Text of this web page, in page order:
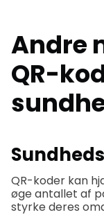
Andre
QR-
QR-koder kan
øge antallet af
styrke deres